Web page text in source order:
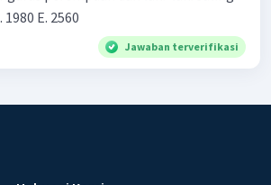
1980 Ε. 2560
Jawaban terverifikasi